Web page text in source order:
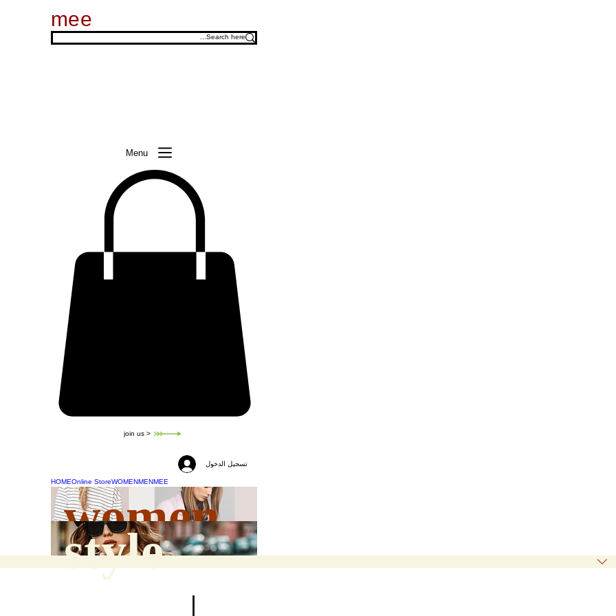
mee
Menu
join us >
تسجيل الدخول
HOMEOnline StoreWOMENMENMEE
women
style